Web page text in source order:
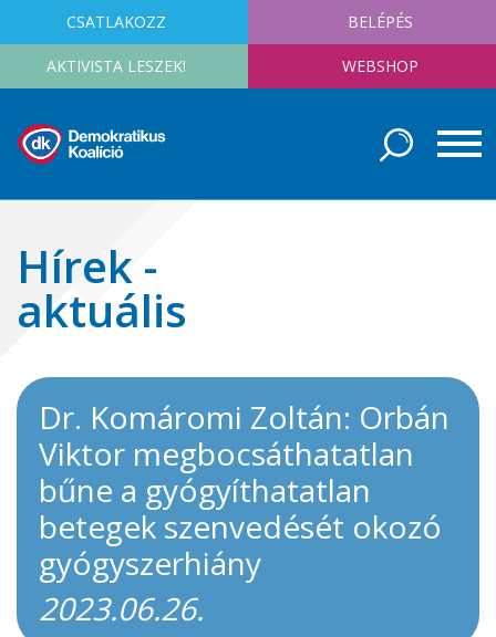
CSATLAKOZZ BELÉPÉS
AKTIVISTA LESZEK! WEBSHOP
Hírek -
aktuális
Dr. Komáromi Zoltán: Orbán
Viktor megbocsáthatatlan
bűne a gyógyíthatatlan
betegek szenvedését okozó
gyógyszerhiány
2023.06.26.